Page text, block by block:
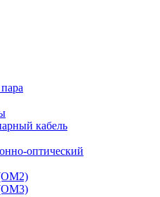
кабель
оптический